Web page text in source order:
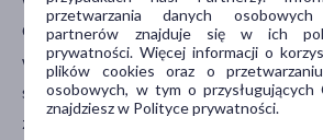
College of Medicine sugerują,
wzmacnianie działania glukozy w
syntezy kwasów tłuszczowych. Ich
zostać wykorzystane przez komórki
przetwarzania danych
partnerów znajduje się w ich
prywatności. Więcej informacji o
plików cookies oraz o
osobowych, w tym o przysługujących
znajdziesz w Polityce prywatności.